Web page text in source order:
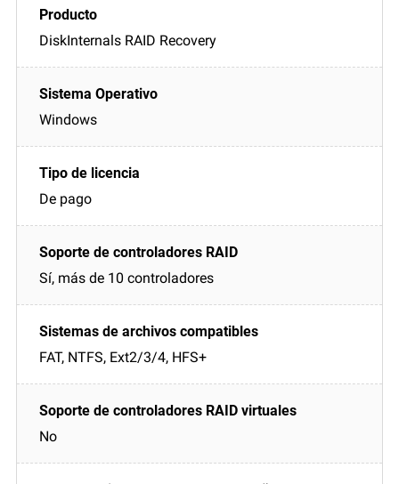
DiskInternals RAID Recovery
Windows
De pago
Sí, más de 10 controladores
FAT, NTFS, Ext2/3/4, HFS+
No